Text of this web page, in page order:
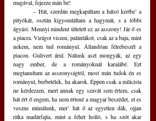
magával, fejezze mán bé!
	– Hát, szerdán megkapáltam a hátsó kertbe’ a
pityókát, osztán kigyomláltam a hagymát, s a többi
ágyást. Mennyi mindent ültetett ez az asszony! Jár ő es
a piacra. Virágot viszen, palántákot, csak az a baja, mint
nekem, nem tud rományul. Állandóan félrebeszél a
piacon. Gulivert árul. Nálunk aszt mongyák, az egy
nagy ember, de a rományoknál karalábé. Ezt
megtanultam az asszonyságtól, most mán tudok én es
rományul, berbetélek, ha akarok. Éppen csak a milicista
ne kérdezzen, mert annak egy szavát sem értem, csak
hát ért ő engem, ha nem értené a magyar beszédet, el es
veszne münálunk, mer’ hát ő az egyetlen dák, ojjan
ritka madárfajta, mint a fehér holló, s ha szót akar